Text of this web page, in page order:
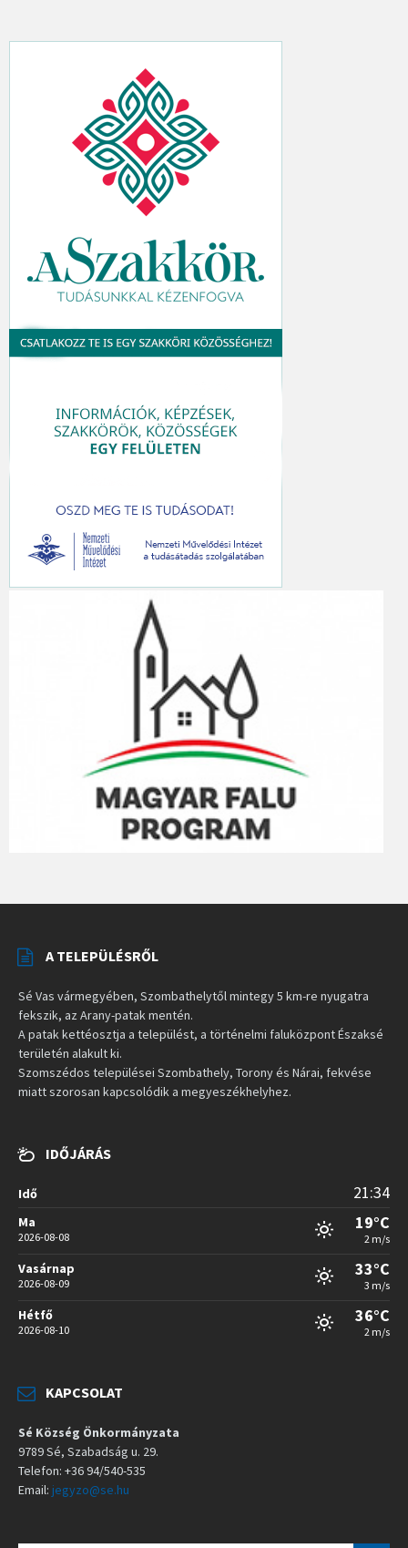
A TELEPÜLÉSRŐL
Sé Vas vármegyében, Szombathelytől mintegy 5 km-re nyugatra
fekszik, az Arany-patak mentén.
A patak kettéosztja a települést, a történelmi faluközpont Északsé
területén alakult ki.
Szomszédos települései Szombathely, Torony és Nárai, fekvése
miatt szorosan kapcsolódik a megyeszékhelyhez.
IDŐJÁRÁS
Idő 21:34
Ma
2026-08-08
19°C
2 m/s
Vasárnap
2026-08-09
33°C
3 m/s
Hétfő
2026-08-10
36°C
2 m/s
KAPCSOLAT
Sé Község Önkormányzata
9789 Sé, Szabadság u. 29.
Telefon: +36 94/540-535
Email: jegyzo@se.hu